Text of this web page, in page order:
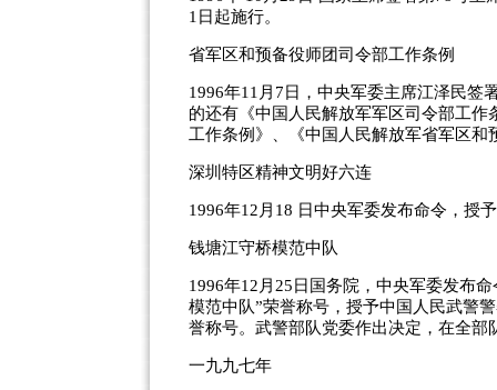
1日起施行。
省军区和预备役师团司令部工作条例
1996年11月7日，中央军委主席江泽民签
的还有《中国人民解放军军区司令部工
工作条例》、《中国人民解放军省军区和
深圳特区精神文明好六连
1996年12月18 日中央军委发布命令，授
钱塘江守桥模范中队
1996年12月25日国务院，中央军委发布
模范中队”荣誉称号，授予中国人民武警
誉称号。武警部队党委作出决定，在全
一九九七年